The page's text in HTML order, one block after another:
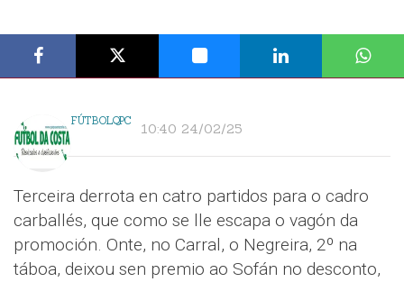
FÚTBOLQPC 10:40 24/02/25
Terceira derrota en catro partidos para o cadro
carballés, que como se lle escapa o vagón da
promoción. Onte, no Carral, o Negreira, 2º na
táboa, deixou sen premio ao Sofán no desconto,